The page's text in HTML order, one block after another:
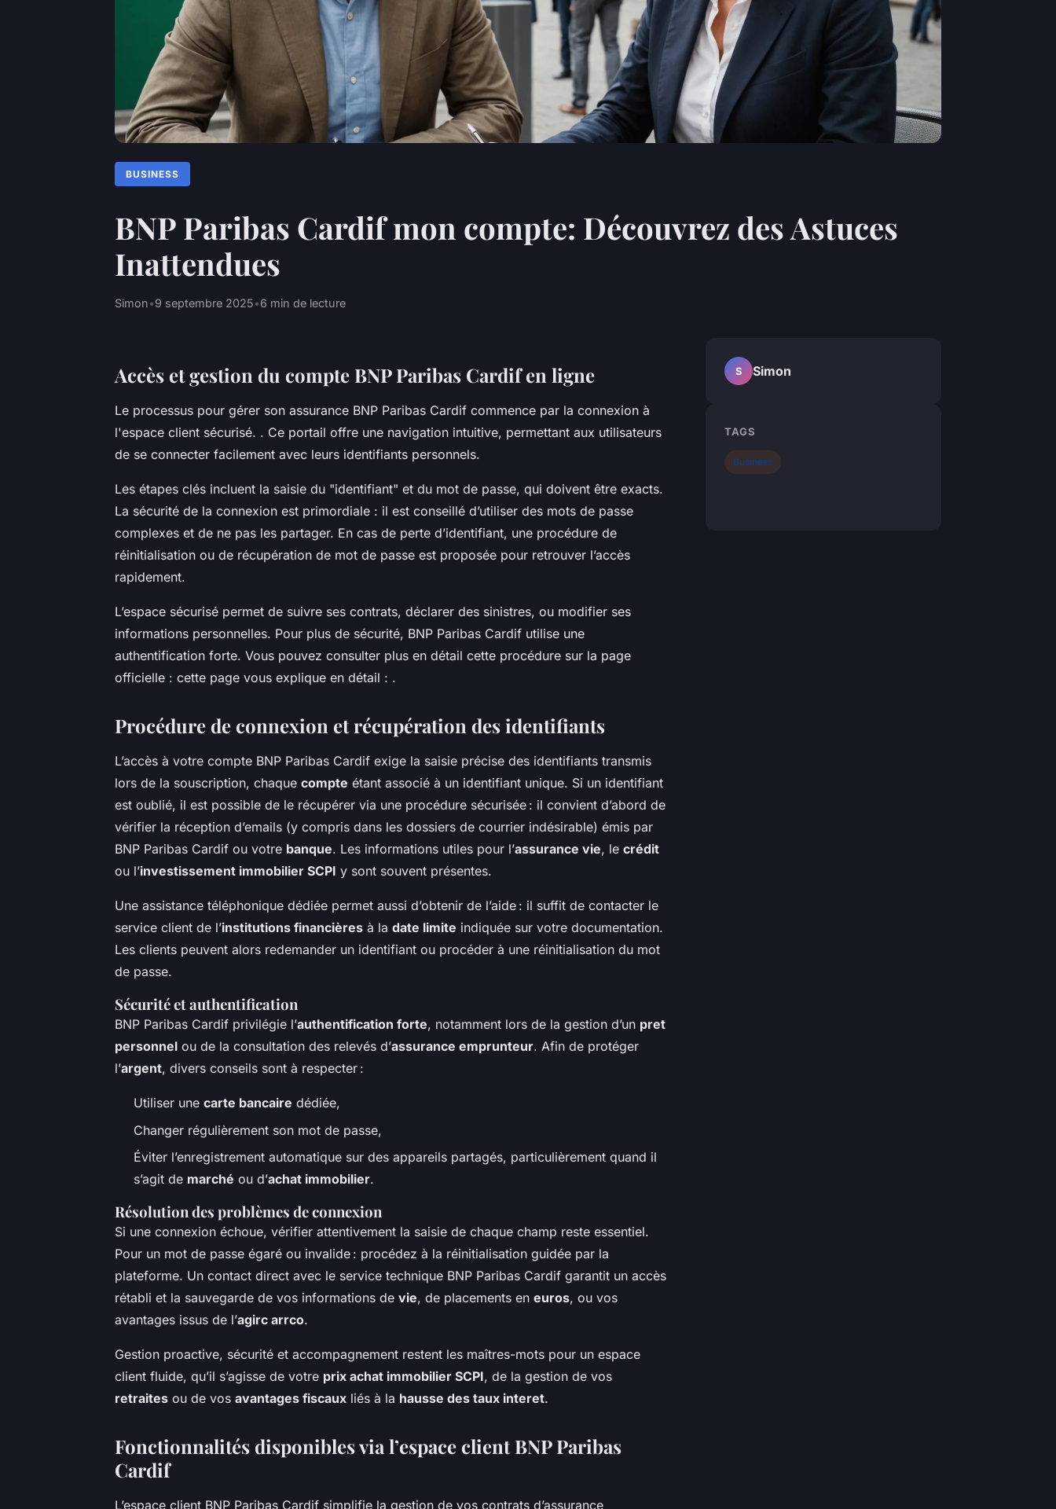
BUSINESS
BNP Paribas Cardif mon compte: Découvrez des Astuces
Inattendues
Simon•9 septembre 2025•6 min de lecture
Accès et gestion du compte BNP Paribas Cardif en ligne
Le processus pour gérer son assurance BNP Paribas Cardif commence par la connexion à
l'espace client sécurisé. . Ce portail offre une navigation intuitive, permettant aux utilisateurs
de se connecter facilement avec leurs identifiants personnels.
Les étapes clés incluent la saisie du "identifiant" et du mot de passe, qui doivent être exacts.
La sécurité de la connexion est primordiale : il est conseillé d’utiliser des mots de passe
complexes et de ne pas les partager. En cas de perte d’identifiant, une procédure de
réinitialisation ou de récupération de mot de passe est proposée pour retrouver l’accès
rapidement.
L’espace sécurisé permet de suivre ses contrats, déclarer des sinistres, ou modifier ses
informations personnelles. Pour plus de sécurité, BNP Paribas Cardif utilise une
authentification forte. Vous pouvez consulter plus en détail cette procédure sur la page
officielle : cette page vous explique en détail : .
Procédure de connexion et récupération des identifiants
L’accès à votre compte BNP Paribas Cardif exige la saisie précise des identifiants transmis
lors de la souscription, chaque compte étant associé à un identifiant unique. Si un identifiant
est oublié, il est possible de le récupérer via une procédure sécurisée : il convient d’abord de
vérifier la réception d’emails (y compris dans les dossiers de courrier indésirable) émis par
BNP Paribas Cardif ou votre banque. Les informations utiles pour l’assurance vie, le crédit
ou l’investissement immobilier SCPI y sont souvent présentes.
Une assistance téléphonique dédiée permet aussi d’obtenir de l’aide : il suffit de contacter le
service client de l’institutions financières à la date limite indiquée sur votre documentation.
Les clients peuvent alors redemander un identifiant ou procéder à une réinitialisation du mot
de passe.
Sécurité et authentification
BNP Paribas Cardif privilégie l’authentification forte, notamment lors de la gestion d’un pret
personnel ou de la consultation des relevés d’assurance emprunteur. Afin de protéger
l’argent, divers conseils sont à respecter :
Utiliser une carte bancaire dédiée,
Changer régulièrement son mot de passe,
Éviter l’enregistrement automatique sur des appareils partagés, particulièrement quand il
s’agit de marché ou d’achat immobilier.
Résolution des problèmes de connexion
Si une connexion échoue, vérifier attentivement la saisie de chaque champ reste essentiel.
Pour un mot de passe égaré ou invalide : procédez à la réinitialisation guidée par la
plateforme. Un contact direct avec le service technique BNP Paribas Cardif garantit un accès
rétabli et la sauvegarde de vos informations de vie, de placements en euros, ou vos
avantages issus de l’agirc arrco.
Gestion proactive, sécurité et accompagnement restent les maîtres-mots pour un espace
client fluide, qu’il s’agisse de votre prix achat immobilier SCPI, de la gestion de vos
retraites ou de vos avantages fiscaux liés à la hausse des taux interet.
Fonctionnalités disponibles via l’espace client BNP Paribas
Cardif
L’espace client BNP Paribas Cardif simplifie la gestion de vos contrats d’assurance
S Simon
TAGS
Business